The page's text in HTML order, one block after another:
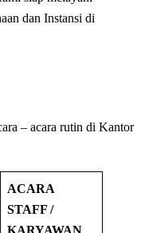
dan Instansi di
– acara rutin di Kantor
ACARA
STAFF /
KARYAWAN